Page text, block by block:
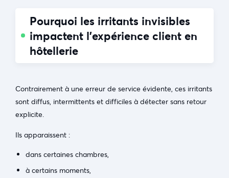
Pourquoi les irritants invisibles
impactent l’expérience client en
hôtellerie
Contrairement à une erreur de service évidente, ces irritants
sont diffus, intermittents et difficiles à détecter sans retour
explicite.
Ils apparaissent :
dans certaines chambres,
à certains moments,